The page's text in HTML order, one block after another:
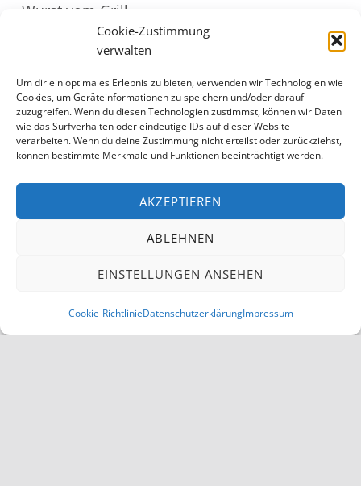
Cookie-Zustimmung
verwalten
Um dir ein optimales Erlebnis zu bieten, verwenden wir Technologien wie
Cookies, um Geräteinformationen zu speichern und/oder darauf
zuzugreifen. Wenn du diesen Technologien zustimmst, können wir Daten
wie das Surfverhalten oder eindeutige IDs auf dieser Website
verarbeiten. Wenn du deine Zustimmung nicht erteilst oder zurückziehst,
können bestimmte Merkmale und Funktionen beeinträchtigt werden.
AKZEPTIEREN
ABLEHNEN
EINSTELLUNGEN ANSEHEN
Cookie-RichtlinieDatenschutzerklärungImpressum
MENÜ
Wurst vom Grill.
Beitragsnavigation
VORHERIGER BEITRAG
Laterne, Laterne…
Silvester Party